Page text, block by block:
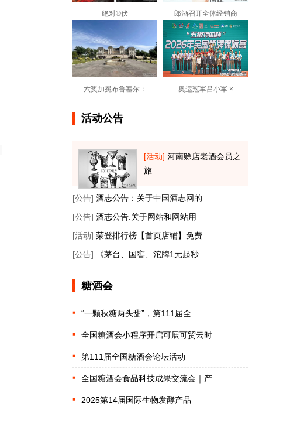
绝对®伏 郎酒召开全体经销商
六奖加冕布鲁塞尔： 奥运冠军吕小军 ×
活动公告
[活动] 河南赊店老酒会员之
旅
[公告] 酒志公告：关于中国酒志网的
[公告] 酒志公告:关于网站和网站用
[活动] 荣登排行榜【首页店铺】免费
[公告]
《茅台、国窖、沱牌1元起秒
糖酒会
“一颗秋糖两头甜”，第111届全
全国糖酒会小程序开启可展可贸云时
第111届全国糖酒会论坛活动
全国糖酒会食品科技成果交流会｜产
2025第14届国际生物发酵产品